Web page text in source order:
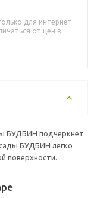
для интернет-
от цен в
БУДБИН подчеркнет
БУДБИН легко
поверхности.